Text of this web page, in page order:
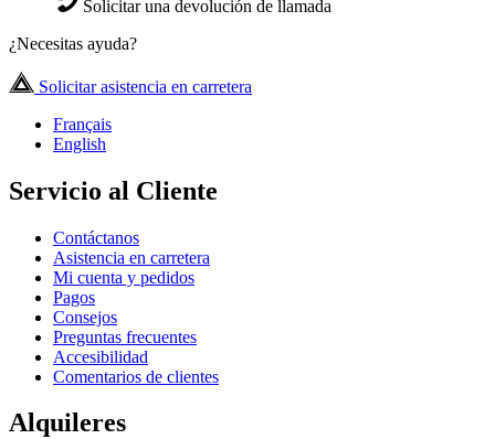
Solicitar una devolución de llamada
¿Necesitas ayuda?
Solicitar asistencia en carretera
Français
English
Servicio al Cliente
Contáctanos
Asistencia en carretera
Mi cuenta y pedidos
Pagos
Consejos
Preguntas frecuentes
Accesibilidad
Comentarios de clientes
Alquileres